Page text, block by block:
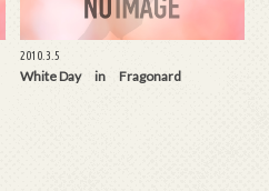
2010.3.5
White Day in Fragonard